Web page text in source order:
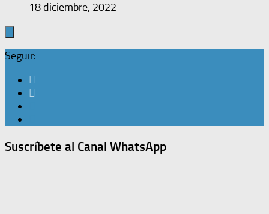
18 diciembre, 2022
Seguir:
Suscríbete al Canal WhatsApp